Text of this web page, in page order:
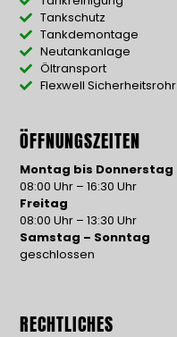
Tankschutz
Tankdemontage
Neutankanlage
Öltransport
Flexwell Sicherheitsrohr
ÖFFNUNGSZEITEN
Montag bis Donnerstag
08:00 Uhr – 16:30 Uhr
Freitag
08:00 Uhr – 13:30 Uhr
Samstag – Sonntag
geschlossen
RECHTLICHES